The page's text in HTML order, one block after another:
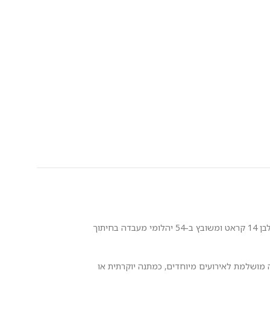
הכירו את צמיד הטניס המרהיב מקולקציה 2 בשיבוץ ארבע שיניים – יצירת מופת המשלבת אלגנטיות נצחית עם איכות בלתי מתפשרת. הצמיד עשוי מזהב לבן 14 קראט ומשובץ ב-54 יהלומי מעבדה בחיתוך
לאירועים מיוחדים, כמתנה יוקרתית או